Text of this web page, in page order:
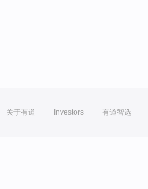
关于有道 Investors 有道智选